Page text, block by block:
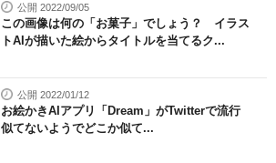
公開 2022/09/05
この画像は何の「お菓子」でしょう？ イラス
トAIが描いた絵からタイトルを当てるク...
公開 2022/01/12
お絵かきAIアプリ「Dream」がTwitterで流行
似てないようでどこか似て...